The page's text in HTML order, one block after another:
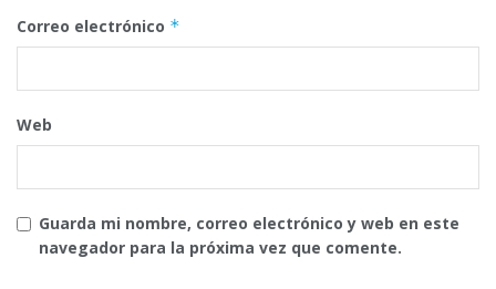
Correo electrónico *
Web
Guarda mi nombre, correo electrónico y web en este
navegador para la próxima vez que comente.